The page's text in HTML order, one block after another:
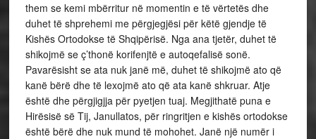
them se kemi mbërritur në momentin e të vërtetës dhe
duhet të shprehemi me përgjegjësi për këtë gjendje të
Kishës Ortodokse të Shqipërisë. Nga ana tjetër, duhet të
shikojmë se ç’thonë korifenjtë e autoqefalisë sonë.
Pavarësisht se ata nuk janë më, duhet të shikojmë ato që
kanë bërë dhe të lexojmë ato që ata kanë shkruar. Atje
është dhe përgjigjja për pyetjen tuaj. Megjithatë puna e
Hirësisë së Tij, Janullatos, për ringritjen e kishës ortodokse
është bërë dhe nuk mund të mohohet. Janë një numër i